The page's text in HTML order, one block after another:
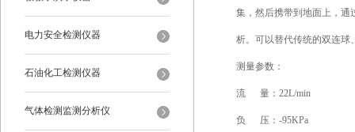
电力安全检测仪器
石油化工检测仪器
气体检测监测分析仪
集，然后携带到地面上，通
析。可以替代传统的双连球
测量参数：
流 量：22L/min
负 压：-95KPa